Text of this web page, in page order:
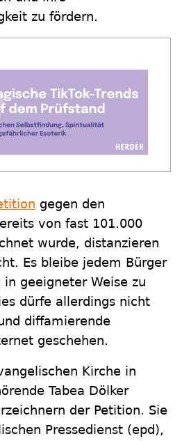
zu fördern.
gegen den
von fast 101.000
wurde, distanzieren
Es bleibe jedem Bürger
geeigneter Weise zu
dürfe allerdings nicht
diffamierende
geschehen.
Kirche in
Tabea Dölker
der Petition. Sie
Pressedienst (epd),